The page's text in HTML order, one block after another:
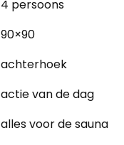
4 persoons
90×90
achterhoek
actie van de dag
alles voor de sauna